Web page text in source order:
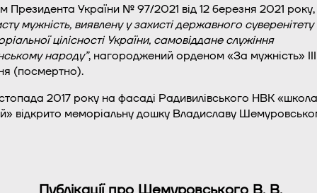
Президента України № 97/2021 від 12 березня 2021 року,
мужність, виявлену у захисті державного суверенітету
цілісності України, самовіддане служіння
народу”, нагороджений орденом «За мужність» III
(посмертно).
2017 року на фасаді Радивилівського НВК
відкрито меморіальну дошку Владиславу